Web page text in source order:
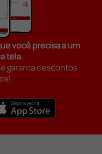
você precisa a um
tela.
garanta descontos